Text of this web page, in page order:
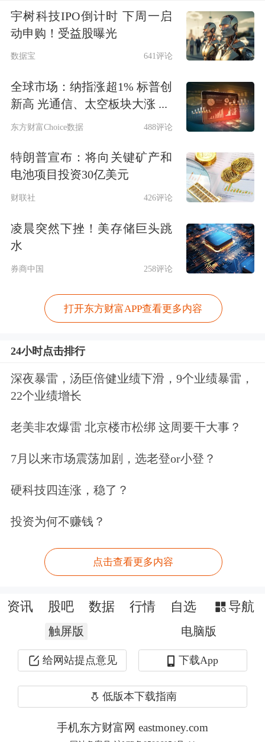
中标方式开展6000亿元买断式逆回购操
作，期限为6个月（183天）。鉴于该期
限品种当月有6000亿元到期量，本次6
个月期买断式逆回购操作为等量续作。
商务部新闻发言人就美国防部将部分中
者问
有记者问：美东时间6月8日，美国国防
部将多家中国企业列入“中国军事企业
清单”，请问商务部对此有何回应？
答：我们注意到这一情况。中方对此强
烈不满、坚决反对。美方罔顾中美两国
元首北京会晤共识，无视中美经贸关系
大局，不断泛化国家安全概念，滥用国
家力量，对中国企业进行无理打压，美
方做法严重破坏国际经贸秩序，严重危
害全球产供链稳定，严重损害中国企业
美财政部以协助伊朗购买军品为由制裁
记者会。有外媒记者提问，本周早些时
国香港的个人及实体，理由是协助伊朗
购买军事用品。请问外交部对此有何回
应？对此，林剑表示：“我们多次说
过，中方坚决反对没有国际法依据、未
经联合国安理会授权的非法单边制裁。
我们将采取一切必要措施，坚定维护本
宇树科技IPO倒计时 下周一启
动申购！受益股曝光
数据宝 641评论
全球市场：纳指涨超1% 标普创
新高 光通信、太空板块大涨 ...
东方财富Choice数据 488评论
特朗普宣布：将向关键矿产和
电池项目投资30亿美元
财联社 426评论
凌晨突然下挫！美存储巨头跳
水
券商中国 258评论
打开东方财富APP查看更多内容
24小时点击排行
深夜暴雷，汤臣倍健业绩下滑，9个业绩暴雷，
22个业绩增长
老美非农爆雷 北京楼市松绑 这周要干大事？
7月以来市场震荡加剧，选老登or小登？
硬科技四连涨，稳了？
投资为何不赚钱？
点击查看更多内容
资讯 股吧 数据 行情 自选 导航
触屏版 电脑版
给网站提点意见 下载App
低版本下载指南
手机东方财富网 eastmoney.com